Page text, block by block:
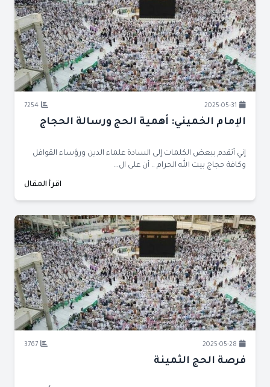
2025-05-31
7254
الإمام الخميني: أهمية الحج ورسالة الحجاج‏
إني أتقدم ببعض الكلمات إلى السادة علماء الدين ورؤساء القوافل
وكافة حجاج بيت الله الحرام .. أن على ال...
اقرأ المقال
2025-05-28
3767
فرصة الحج الثمينة